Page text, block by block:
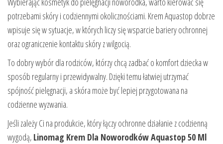
potrzebami skóry i codziennymi okolicznościami. Krem Aquastop dobrze
wpisuje się w sytuacje, w których liczy się wsparcie bariery ochronnej
oraz ograniczenie kontaktu skóry z wilgocią.
To dobry wybór dla rodziców, którzy chcą zadbać o komfort dziecka w
sposób regularny i przewidywalny. Dzięki temu łatwiej utrzymać
spójność pielęgnacji, a skóra może być lepiej przygotowana na
codzienne wyzwania.
Jeśli zależy Ci na produkcie, który łączy ochronne działanie z codzienną
wygodą, Linomag Krem Dla Noworodków Aquastop 50 Ml